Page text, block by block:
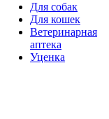
Для собак
Для кошек
Ветеринарная
аптека
Уценка